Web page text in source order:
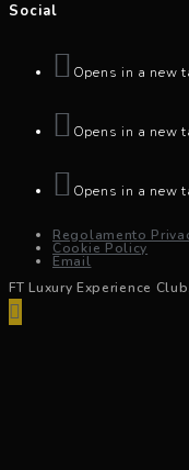
Social
Opens in a new
Opens in a new
Opens in a new
Regolamento
Cookie Policy
Email
FT Luxury Experience